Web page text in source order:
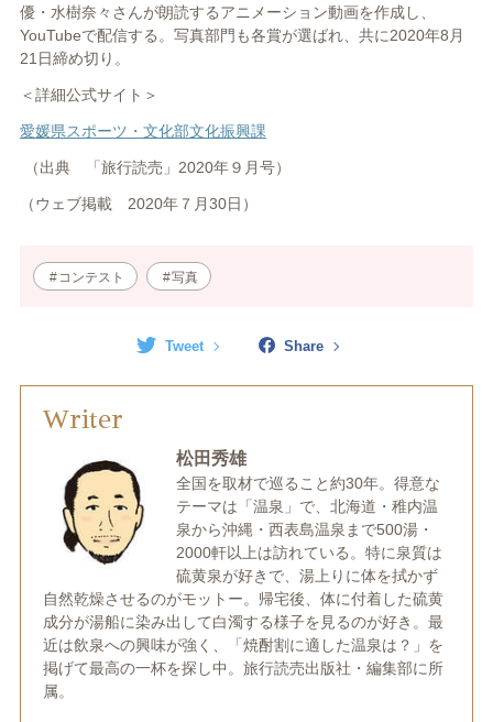
優・水樹奈々さんが朗読するアニメーション動画を作成し、
YouTubeで配信する。写真部門も各賞が選ばれ、共に2020年8月
21日締め切り。
＜詳細公式サイト＞
愛媛県スポーツ・文化部文化振興課
（出典 「旅行読売」 2020年９月号）
（ウェブ掲載 2020年７月30日）
コンテスト 写真
Tweet Share
Writer
松田秀雄
全国を取材で巡ること約30年。得意な
テーマは「温泉」で、北海道・稚内温
泉から沖縄・西表島温泉まで500湯・
2000軒以上は訪れている。特に泉質は
硫黄泉が好きで、湯上りに体を拭かず
自然乾燥させるのがモットー。帰宅後、体に付着した硫黄
成分が湯船に染み出して白濁する様子を見るのが好き。最
近は飲泉への興味が強く、「焼酎割に適した温泉は？」を
掲げて最高の一杯を探し中。旅行読売出版社・編集部に所
属。